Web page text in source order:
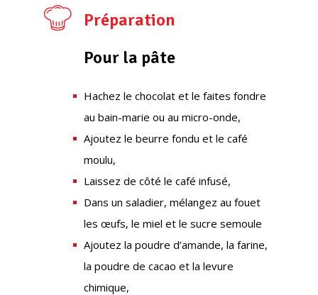
Préparation
Pour la pâte
Hachez le chocolat et le faites fondre
au bain-marie ou au micro-onde,
Ajoutez le beurre fondu et le café
moulu,
Laissez de côté le café infusé,
Dans un saladier, mélangez au fouet
les œufs, le miel et le sucre semoule
Ajoutez la poudre d’amande, la farine,
la poudre de cacao et la levure
chimique,